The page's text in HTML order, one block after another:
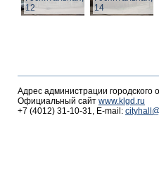
12
14
Адрес администрации городского
Официальный сайт www.klgd.ru
+7 (4012) 31-10-31, E-mail: